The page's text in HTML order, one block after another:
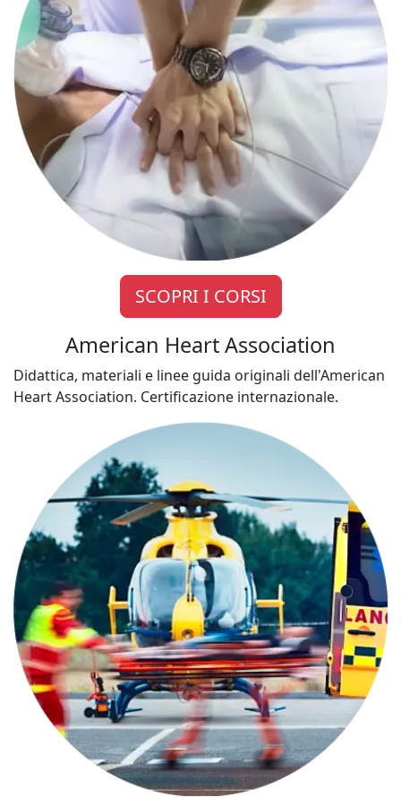
SCOPRI I CORSI
American Heart Association
Didattica, materiali e linee guida originali dell'American
Heart Association. Certificazione internazionale.